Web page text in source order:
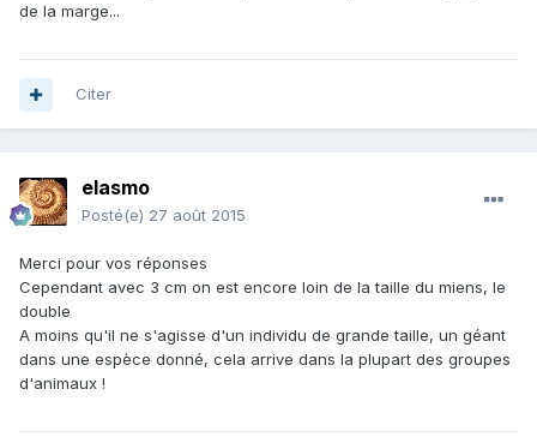
de la marge...
Citer
elasmo
Posté(e) 27 août 2015
Merci pour vos réponses
Cependant avec 3 cm on est encore loin de la taille du miens, le
double
A moins qu'il ne s'agisse d'un individu de grande taille, un géant
dans une espèce donné, cela arrive dans la plupart des groupes
d'animaux !